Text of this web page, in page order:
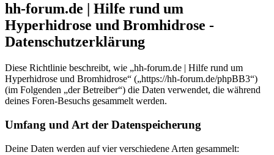
hh-forum.de | Hilfe rund um
Hyperhidrose und Bromhidrose -
Datenschutzerklärung
Diese Richtlinie beschreibt, wie „hh-forum.de | Hilfe rund um
Hyperhidrose und Bromhidrose“ („https://hh-forum.de/phpBB3“)
(im Folgenden „der Betreiber“) die Daten verwendet, die während
deines Foren-Besuchs gesammelt werden.
Umfang und Art der Datenspeicherung
Deine Daten werden auf vier verschiedene Arten gesammelt: